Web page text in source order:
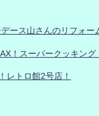
ース山さんのリフォー
！スーパークッキング
レトロ館2号店！